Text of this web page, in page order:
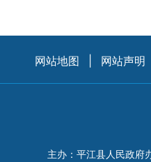
网站地图 网站声明
主办：平江县人民政府